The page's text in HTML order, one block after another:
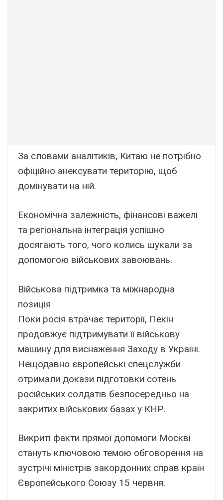
За словами аналітиків, Китаю не потрібно
офіційно анексувати територію, щоб
домінувати на ній.
Економічна залежність, фінансові важелі
та регіональна інтеграція успішно
досягають того, чого колись шукали за
допомогою військових завоювань.
Військова підтримка та міжнародна
позиція
Поки росія втрачає території, Пекін
продовжує підтримувати її військову
машину для виснаження Заходу в Україні.
Нещодавно європейські спецслужби
отримали докази підготовки сотень
російських солдатів безпосередньо на
закритих військових базах у КНР.
Викриті факти прямої допомоги Москві
стануть ключовою темою обговорення на
зустрічі міністрів закордонних справ країн
Європейського Союзу 15 червня.